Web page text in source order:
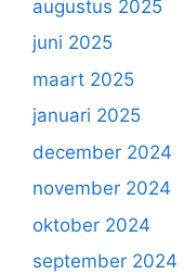
augustus 2025
juni 2025
maart 2025
januari 2025
december 2024
november 2024
oktober 2024
september 2024